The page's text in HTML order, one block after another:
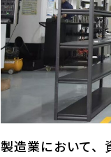
製造業において